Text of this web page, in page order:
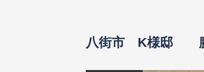
八街市 K様邸